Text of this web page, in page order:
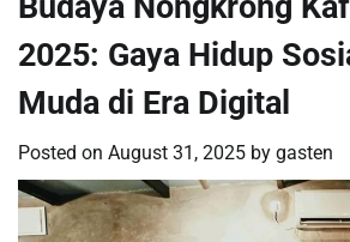
2025: Gaya Hidup
Muda di Era Digital
Posted on August 31, 2025 by gasten